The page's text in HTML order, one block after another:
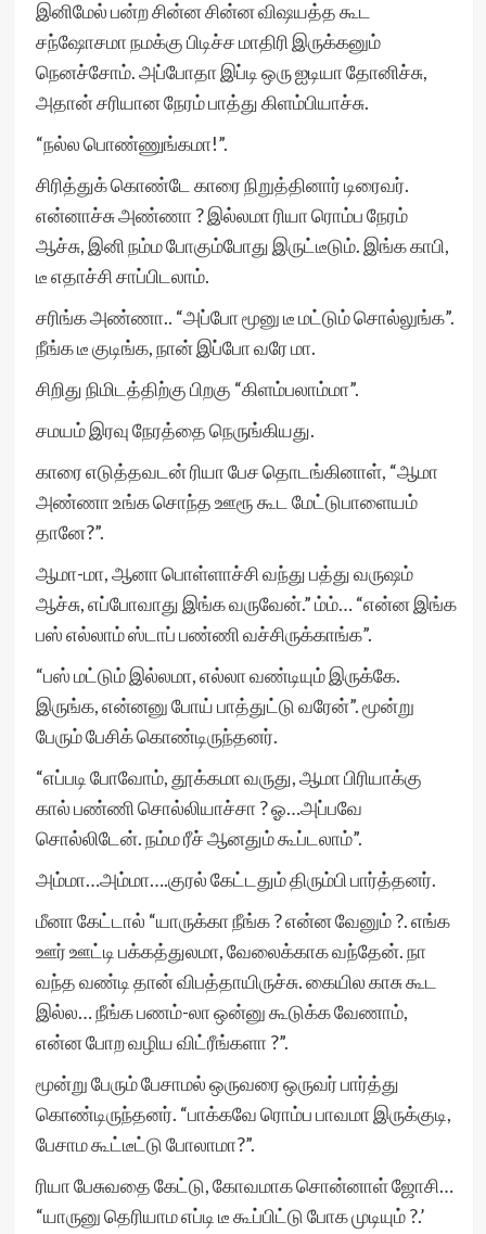
இனிமேல் பன்ற சின்ன சின்ன விஷயத்த கூட
சந்ஷோசமா நமக்கு பிடிச்ச மாதிரி இருக்கனும்
நெனச்சோம். அப்போதா இப்டி ஒரு ஐடியா தோனிச்சு,
அதான் சரியான நேரம் பாத்து கிளம்பியாச்சு.
“நல்ல பொண்ணுங்கமா!”.
சிரித்துக் கொண்டே காரை நிறுத்தினார் டிரைவர்.
என்னாச்சு அண்ணா ? இல்லமா ரியா ரொம்ப நேரம்
ஆச்சு, இனி நம்ம போகும்போது இருட்டீடும். இங்க காபி,
டீ எதாச்சி சாப்பிடலாம்.
சரிங்க அண்ணா.. “அப்போ மூனு டீ மட்டும் சொல்லுங்க”.
நீங்க டீ குடிங்க, நான் இப்போ வரே மா.
சிறிது நிமிடத்திற்கு பிறகு “கிளம்பலாம்மா”.
சமயம் இரவு நேரத்தை நெருங்கியது.
காரை எடுத்தவடன் ரியா பேச தொடங்கினாள், “ஆமா
அண்ணா உங்க சொந்த ஊரூ கூட மேட்டுபாளையம்
தானே?”.
ஆமா-மா, ஆனா பொள்ளாச்சி வந்து பத்து வருஷம்
ஆச்சு, எப்போவாது இங்க வருவேன்.” ம்ம்… “என்ன இங்க
பஸ் எல்லாம் ஸ்டாப் பண்ணி வச்சிருக்காங்க”.
“பஸ் மட்டும் இல்லமா, எல்லா வண்டியும் இருக்கே.
இருங்க, என்னனு போய் பாத்துட்டு வரேன்”. மூன்று
பேரும் பேசிக் கொண்டிருந்தனர்.
“எப்படி போவோம், தூக்கமா வருது, ஆமா பிரியாக்கு
கால் பண்ணி சொல்லியாச்சா ? ஓ…அப்பவே
சொல்லிடேன். நம்ம ரீச் ஆனதும் கூப்டலாம்”.
அம்மா…அம்மா….குரல் கேட்டதும் திரும்பி பார்த்தனர்.
மீனா கேட்டால் “யாருக்கா நீங்க ? என்ன வேனும் ?. எங்க
ஊர் ஊட்டி பக்கத்துலமா, வேலைக்காக வந்தேன். நா
வந்த வண்டி தான் விபத்தாயிருச்சு. கையில காசு கூட
இல்ல… நீங்க பணம்-லா ஒன்னு கூடுக்க வேணாம்,
என்ன போற வழிய விட்ரீங்களா ?”.
மூன்று பேரும் பேசாமல் ஒருவரை ஒருவர் பார்த்து
கொண்டிருந்தனர். “பாக்கவே ரொம்ப பாவமா இருக்குடி,
பேசாம கூட்டீட்டு போலாமா?”.
ரியா பேசுவதை கேட்டு, கோவமாக சொன்னாள் ஜோசி…
“யாருனு தெரியாம எப்டி டீ கூப்பிட்டு போக முடியும் ?.’